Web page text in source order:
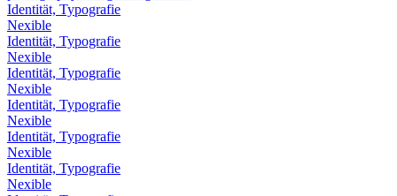
Identität, Typografie
Nexible
Identität, Typografie
Nexible
Identität, Typografie
Nexible
Identität, Typografie
Nexible
Identität, Typografie
Nexible
Identität, Typografie
Nexible